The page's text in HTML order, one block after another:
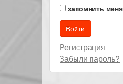
запомнить меня
Регистрация
Забыли пароль?